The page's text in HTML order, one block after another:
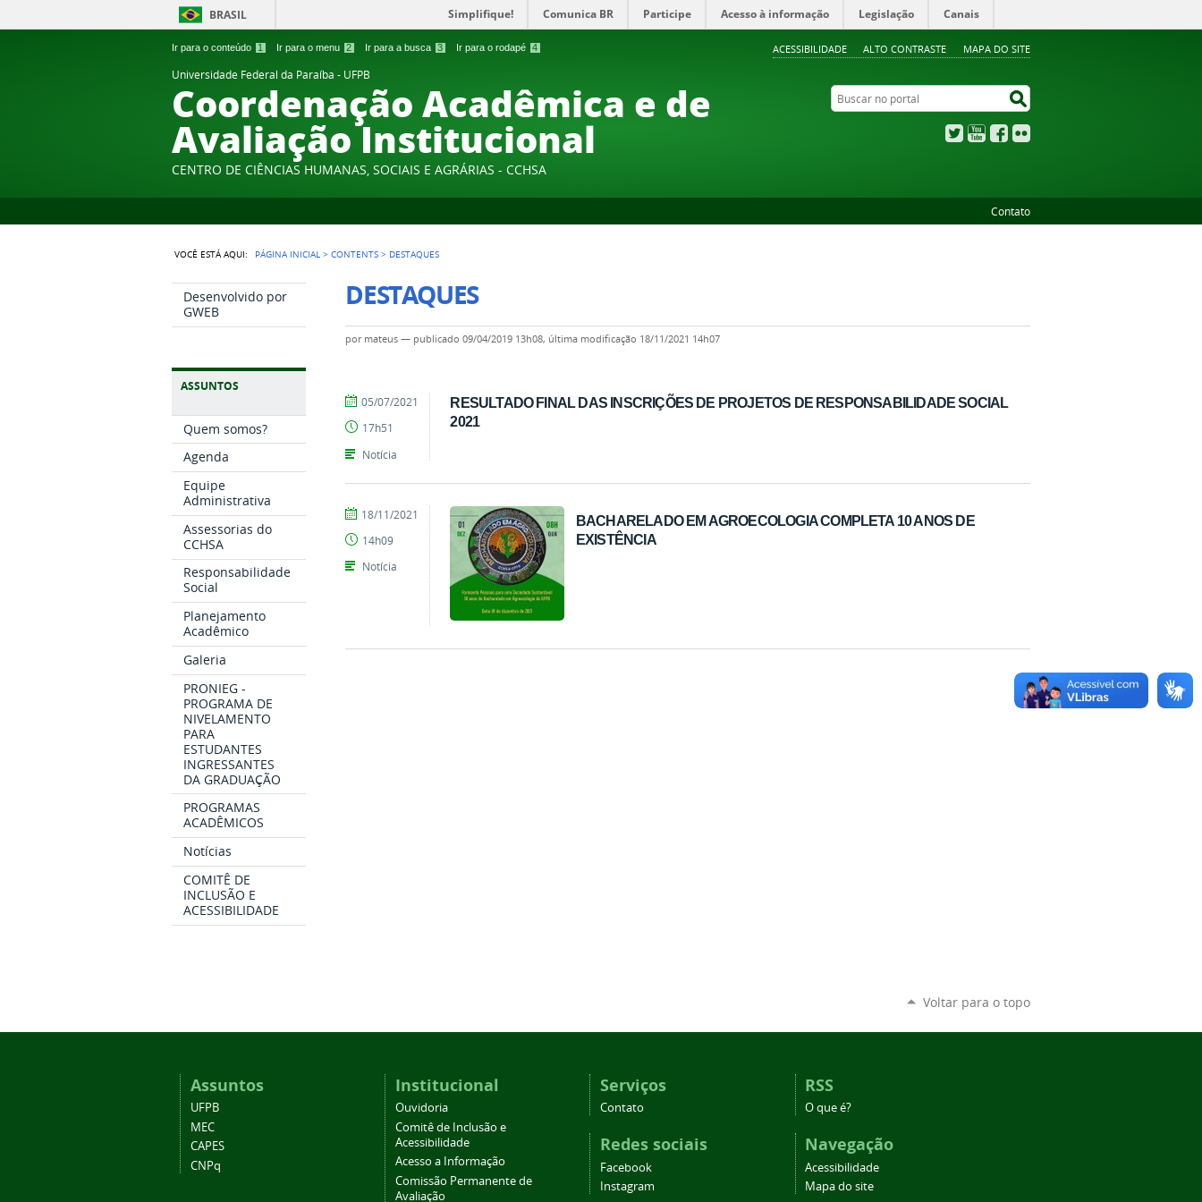
Ir para o conteúdo 1 Ir para o menu 2 Ir para a busca 3 Ir para o rodapé 4 ACESSIBILIDADE ALTO CONTRASTE MAPA DO SITE
BRASIL Simplifique! Comunica BR Participe Acesso à informação Legislação Canais
Universidade Federal da Paraíba - UFPB
Coordenação Acadêmica e de
Avaliação Institucional
CENTRO DE CIÊNCIAS HUMANAS, SOCIAIS E AGRÁRIAS - CCHSA
Buscar no portal
TwitterYouTubeFacebook
Contato
VOCÊ ESTÁ AQUI: PÁGINA INICIAL >CONTENTS > DESTAQUES
Desenvolvido por
GWEB
ASSUNTOS
Quem somos?
Agenda
Equipe
Administrativa
Assessorias do
CCHSA
Responsabilidade
Social
Planejamento
Acadêmico
Galeria
PRONIEG -
PROGRAMA DE
NIVELAMENTO
PARA
ESTUDANTES
INGRESSANTES
DA GRADUAÇÃO
PROGRAMAS
ACADÊMICOS
Notícias
COMITÊ DE
INCLUSÃO E
ACESSIBILIDADE
DESTAQUES
por mateus — publicado 09/04/2019 13h08, última modificação 18/11/2021 14h07
RESULTADO FINAL DAS INSCRIÇÕES DE PROJETOS DE RESPONSABILIDADE SOCIAL
2021
por
publicado
05/07/2021
17h51
Notícia
BACHARELADO EM AGROECOLOGIA COMPLETA 10 ANOS DE
EXISTÊNCIA
por
publicado
18/11/2021
14h09
Notícia
Voltar para o topo
Assuntos
UFPB
MEC
CAPES
CNPq
Institucional
Ouvidoria
Comitê de Inclusão e
Acessibilidade
Acesso a Informação
Comissão Permanente de
Avaliação
Serviços
Contato
Redes sociais
Facebook
Instagram
RSS
O que é?
Navegação
Acessibilidade
Mapa do site